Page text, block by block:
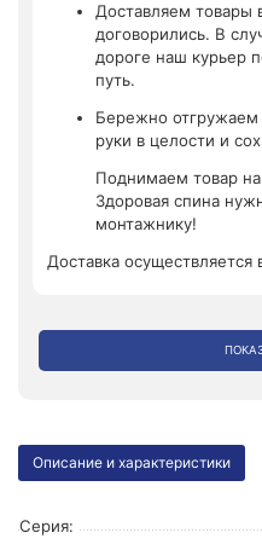
Доставляем товары
договорились. В
дороге наш курьер
путь.
Бережно
руки в целости и
Поднимаем товар
Здоровая спина
монтажнику!
Доставка осуществляется
Описание и характеристики
Серия: